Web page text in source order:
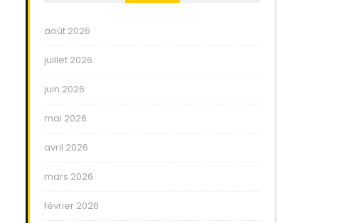
août 2026
juillet 2026
juin 2026
mai 2026
avril 2026
mars 2026
février 2026